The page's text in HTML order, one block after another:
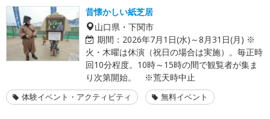
昔懐かしい紙芝居
山口県・下関市
期間： 2026年7月1日(水)～8月31日(月) ※
火・木曜は休演（祝日の場合は実施）。毎正時
回10分程度。10時～15時の間で観覧者が集ま
り次第開始。 ※荒天時中止
体験イベント・アクティビティ 無料イベント